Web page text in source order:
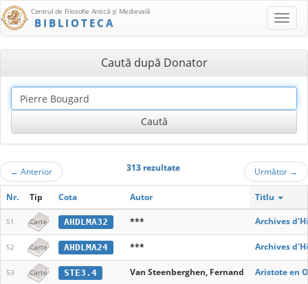
Centrul de Filosofie Antică şi Medievală
BIBLIOTECA
Caută după Donator
← Anterior 313 rezultate Următor →
Nr. Tip Cota Autor Titlu
51 Carte AHDLMA32 *** Archives
52 Carte AHDLMA24 *** Archives
53 Carte STE3.4 Van Steenberghen, Fernand Aristote en